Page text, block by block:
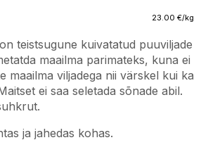
23.00 €/kg
teistsugune kuivatatud puuviljade
maailma parimateks, kuna ei
maailma viljadega nii värskel kui ka
ei saa seletada sõnade abil.
ja jahedas kohas.